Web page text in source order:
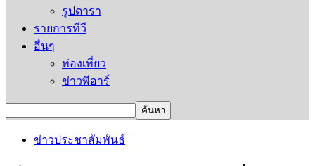
รูปดารา
รายการทีวี
อื่นๆ
ท่องเที่ยว
ข่าวพีอาร์
ข่าวประชาสัมพันธ์